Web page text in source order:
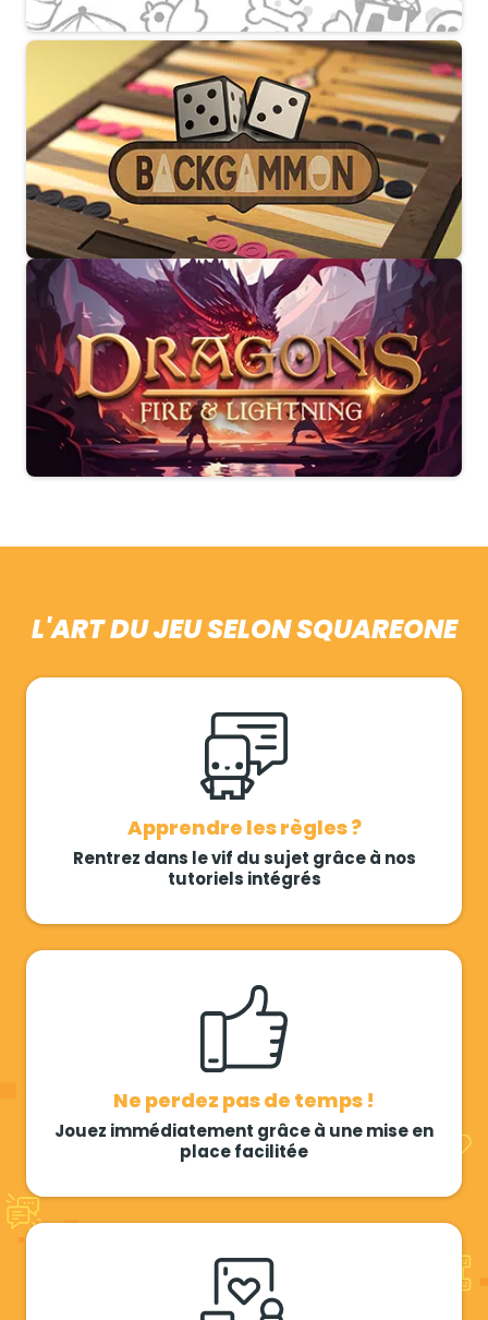
L'ART DU JEU SELON SQUAREONE
Apprendre les règles ?
Rentrez dans le vif du sujet grâce à nos
tutoriels intégrés
Ne perdez pas de temps !
Jouez immédiatement grâce à une mise en
place facilitée